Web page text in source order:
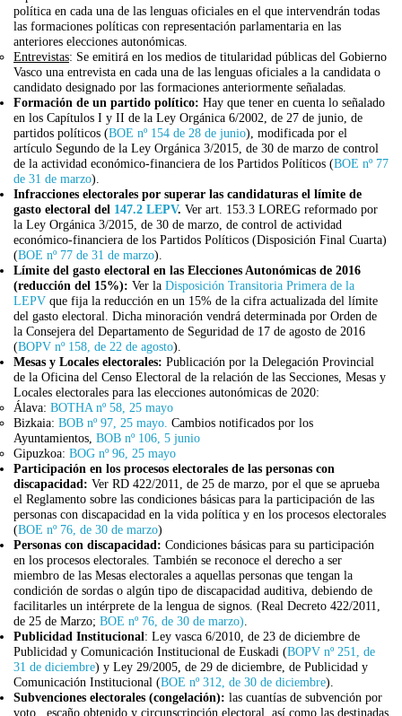
política en cada una de las lenguas oficiales en el que intervendrán todas
las formaciones políticas con representación parlamentaria en las
anteriores elecciones autonómicas.
Entrevistas: Se emitirá en los medios de titularidad públicas del Gobierno
Vasco una entrevista en cada una de las lenguas oficiales a la candidata o
candidato designado por las formaciones anteriormente señaladas.
Formación de un partido político: Hay que tener en cuenta lo señalado
en los Capítulos I y II de la Ley Orgánica 6/2002, de 27 de junio, de
partidos políticos (BOE nº 154 de 28 de junio) modificada por el
artículo Segundo de la Ley Orgánica 3/2015, de 30 de marzo de control
de la actividad económico-financiera de los Partidos Políticos (BOE nº 77
de 31 de marzo).
Infracciones electorales por superar las candidaturas el límite de
gasto electoral del 147.2 LEPV. Ver art. 153.3 LOREG reformado por
la Ley Orgánica 3/2015, de 30 de marzo, de control de actividad
económico-financiera de los Partidos Políticos (Disposición Final Cuarta)
(BOE nº 77 de 31 de marzo).
Límite del gasto electoral en las Elecciones Autonómicas de 2016
(reducción del 15%): Ver la Disposición Transitoria Primera de la
LEPV que fija la reducción en un 15% de la cifra actualizada del límite
del gasto electoral. Dicha minoración vendrá determinada por Orden de
la Consejera del Departamento de Seguridad de 17 de agosto de 2016
(BOPV nº 158, de 22 de agosto).
Mesas y Locales electorales: Publicación por la Delegación Provincial
de la Oficina del Censo Electoral de la relación de las Secciones, Mesas y
Locales electorales para las elecciones autonómicas de 2020:
Álava: BOTHA nº 58, 25 mayo
Bizkaia: BOB nº 97, 25 mayo. Cambios notificados por los
Ayuntamientos, BOB nº 106, 5 junio
Gipuzkoa: BOG nº 96, 25 mayo
Participación en los procesos electorales de las personas con
discapacidad: Ver RD 422/2011, de 25 de marzo, por el que se aprueba
el Reglamento sobre las condiciones básicas para la participación de las
personas con discapacidad en la vida política y en los procesos electorales
(BOE nº 76, de 30 de marzo)
Personas con discapacidad: Condiciones básicas para su participación
en los procesos electorales. También se reconoce el derecho a ser
miembro de las Mesas electorales a aquellas personas que tengan la
condición de sordas o algún tipo de discapacidad auditiva, debiendo de
facilitarles un intérprete de la lengua de signos. (Real Decreto 422/2011,
de 25 de Marzo; BOE nº 76, de 30 de marzo)
Publicidad Institucional: Ley vasca 6/2010, de 23 de diciembre de
Publicidad y Comunicación Institucional de Euskadi (BOPV nº 251, de
31 de diciembre) y Ley 29/2005, de 29 de diciembre, de Publicidad y
Comunicación Institucional (BOE nº 312, de 30 de diciembre).
Subvenciones electorales (congelación): las cuantías de subvención por
voto, escaño obtenido y circunscripción electoral, así como las destinadas